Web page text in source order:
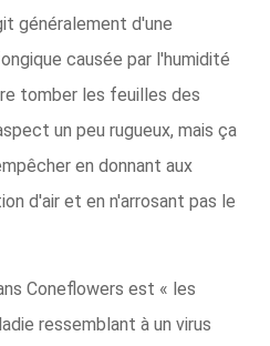
généralement d'une
causée par l'humidité
tomber les feuilles des
un peu rugueux, mais ça
en donnant aux
d'air et en n'arrosant pas le
Coneflowers est « les
ressemblant à un virus